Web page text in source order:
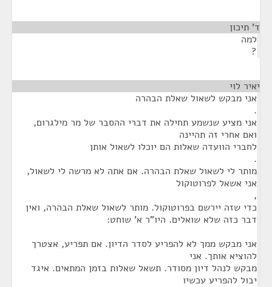
ד' תיכון
למה
?
יאיר לוי
אני מבקש לשאול שאלת הבהרה
.
אני מציע שנשמע תחילה את דברי ההסבר של מר מילגרום,
ואם אחרי זה תהיינה
לחברי הוועדה שאלות הם יוכלו לשאול אותן
.
מותר לי לשאול שאלת הבהרה. אם אתה לא מרשה לי לשאול,
אני אשאל לפרוטוקול
,
כדי שזה יירשם בפרוטוקול. מותר לשאול שאלת הבהרה, ואין
דבר כזה שלא שואלים. היו"ר א' שוחט:
אני מבקש ממך לא להפריע לסדר הדיון. אם תפריע, אצטרך
להוציא אותך. אני
מבקש לנהל דיון מסודר. תשאל שאלות בזמן המתאים. איגד
יבול להפריע עכשיו